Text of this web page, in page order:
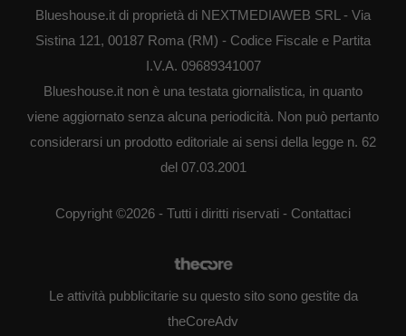
Blueshouse.it di proprietà di NEXTMEDIAWEB SRL - Via
Sistina 121, 00187 Roma (RM) - Codice Fiscale e Partita
I.V.A. 09689341007
Blueshouse.it non è una testata giornalistica, in quanto
viene aggiornato senza alcuna periodicità. Non può pertanto
considerarsi un prodotto editoriale ai sensi della legge n. 62
del 07.03.2001
Copyright ©2026 - Tutti i diritti riservati - Contattaci
Le attività pubblicitarie su questo sito sono gestite da
theCoreAdv